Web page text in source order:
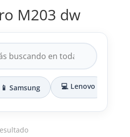
M203 dw
📱 Samsung 💻 Lenovo